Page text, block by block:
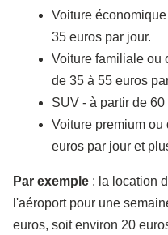
Voiture
35 euros par jour.
Voiture familiale ou
de 35 à 55 euros
SUV - à partir de
Voiture premium ou
euros par jour et
Par exemple : la location
l'aéroport pour une
euros, soit environ 20